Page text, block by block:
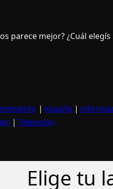
parece mejor? ¿Cuál
| españa |
| Televisión
Elige tu